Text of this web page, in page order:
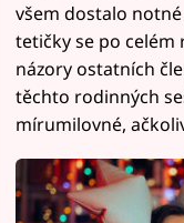
všem dostalo
tetičky se po celém
názory ostatních
těchto rodinných
mírumilovné,